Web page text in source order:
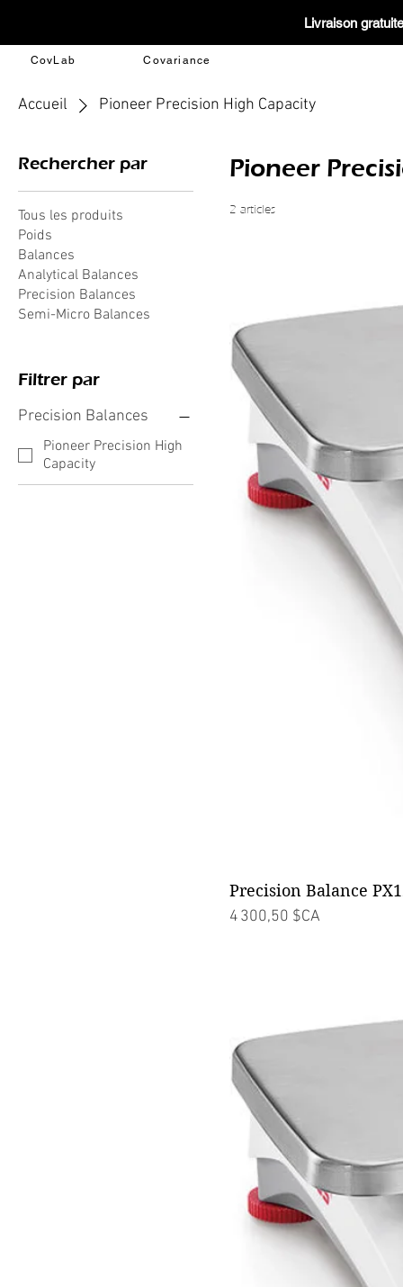
Livraison
CovLab Covariance
Accueil Pioneer Precision High Capacity
Rechercher par
Tous les produits
Poids
Balances
Analytical Balances
Precision Balances
Semi-Micro Balances
Filtrer par
Precision Balances
Pioneer Precision High
Capacity
Pioneer
2 articles
Precision Balance
Prix
4 300,50 $CA